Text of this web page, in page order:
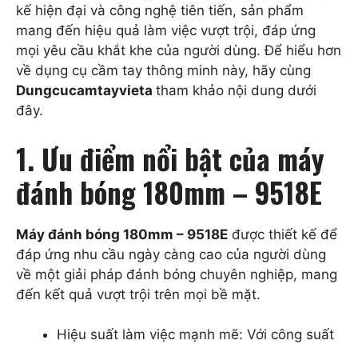
kế hiện đại và công nghệ tiên tiến, sản phẩm
mang đến hiệu quả làm việc vượt trội, đáp ứng
mọi yêu cầu khắt khe của người dùng. Để hiểu hơn
về dụng cụ cầm tay thông minh này, hãy cùng
Dungcucamtayvieta tham khảo nội dung dưới
đây.
1. Ưu điểm nổi bật của máy
đánh bóng 180mm – 9518E
Máy đánh bóng 180mm – 9518E được thiết kế để
đáp ứng nhu cầu ngày càng cao của người dùng
về một giải pháp đánh bóng chuyên nghiệp, mang
đến kết quả vượt trội trên mọi bề mặt.
Hiệu suất làm việc mạnh mẽ: Với công suất